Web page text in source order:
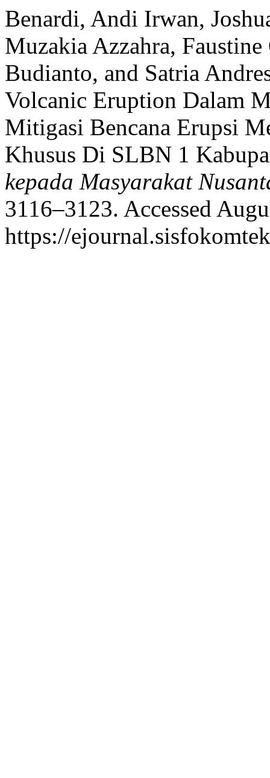
Benardi, Andi Irwan,
Muzakia Azzahra,
Budianto, and Satria
Volcanic Eruption Dalam
Mitigasi Bencana Erupsi
Khusus Di SLBN 1
kepada Masyarakat
3116–3123. Accessed
https://